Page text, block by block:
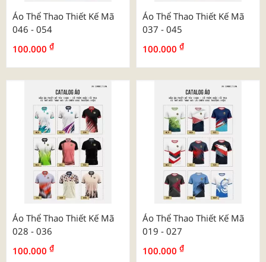
Áo Thể Thao Thiết Kế Mã
046 - 054
100.000 ₫
Áo Thể Thao Thiết Kế Mã
037 - 045
100.000 ₫
Áo Thể Thao Thiết Kế Mã
028 - 036
100.000 ₫
Áo Thể Thao Thiết Kế Mã
019 - 027
100.000 ₫